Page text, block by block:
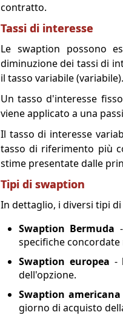
contratto.
Tassi di interesse
Le swaption possono
diminuzione dei tassi di
il tasso variabile (variabile).
Un tasso d'interesse
viene applicato a una
Il tasso di interesse
tasso di riferimento più
stime presentate dalle
Tipi di swaption
In dettaglio, i diversi tipi
Swaption Bermuda
specifiche
Swaption europea -
dell'opzione.
Swaption americana
giorno di acquisto